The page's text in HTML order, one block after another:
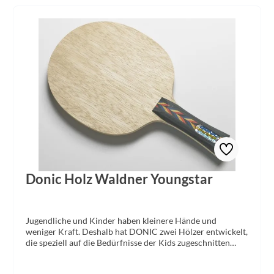
Donic Holz Waldner Youngstar
Jugendliche und Kinder haben kleinere Hände und
weniger Kraft. Deshalb hat DONIC zwei Hölzer entwickelt,
die speziell auf die Bedürfnisse der Kids zugeschnitten